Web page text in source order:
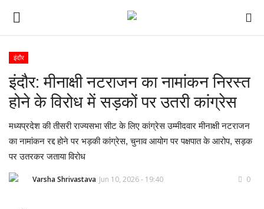
ई-पेपर
होम
Contact Us
Subscribe
इंदौर
इंदौर: मीनाक्षी नटराजन का नामांकन निरस्त
होने के विरोध में सड़कों पर उतरी कांग्रेस
मध्यप्रदेश की तीसरी राज्यसभा सीट के लिए कांग्रेस उम्मीदवार मीनाक्षी नटराजन
का नामांकन रद्द होने पर भड़की कांग्रेस, चुनाव आयोग पर पक्षपात के आरोप, सड़क
पर उतरकर जताया विरोध
Varsha Shrivastava Jun 10, 2026 - 19:40 0